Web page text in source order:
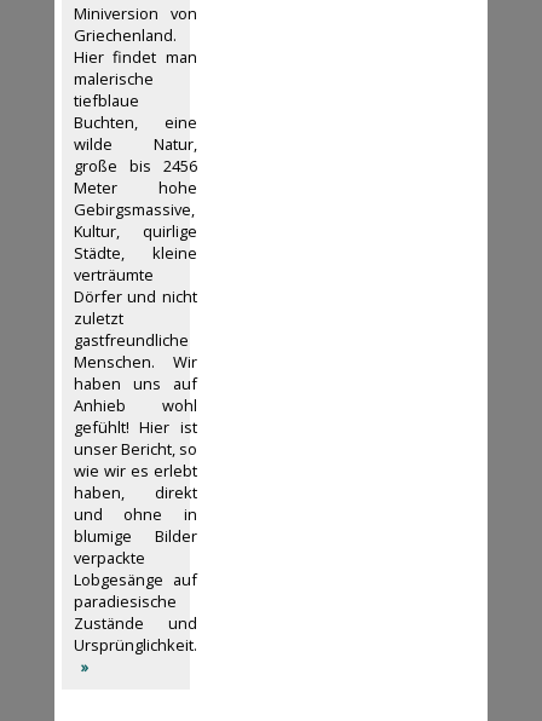
Miniversion von
Griechenland.
Hier findet man
malerische
tiefblaue
Buchten, eine
wilde Natur,
große bis 2456
Meter hohe
Gebirgsmassive,
Kultur, quirlige
Städte, kleine
verträumte
Dörfer und nicht
zuletzt
gastfreundliche
Menschen. Wir
haben uns auf
Anhieb wohl
gefühlt! Hier ist
unser Bericht, so
wie wir es erlebt
haben, direkt
und ohne in
blumige Bilder
verpackte
Lobgesänge auf
paradiesische
Zustände und
Ursprünglichkeit.
»